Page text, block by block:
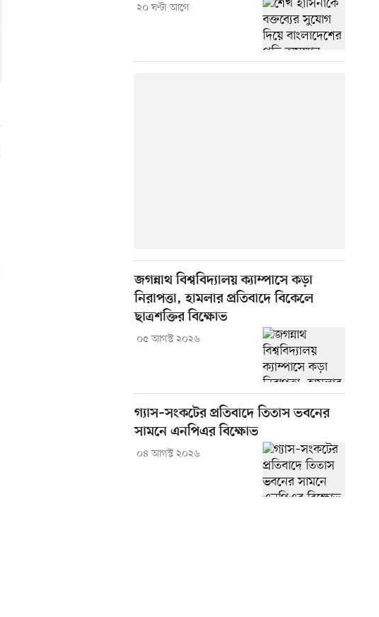
২০ ঘণ্টা আগে
জগন্নাথ বিশ্ববিদ্যালয় ক্যাম্পাসে কড়া
নিরাপত্তা, হামলার প্রতিবাদে বিকেলে
ছাত্রশক্তির বিক্ষোভ
০৫ আগস্ট ২০২৬
গ্যাস–সংকটের প্রতিবাদে তিতাস ভবনের
সামনে এনপিএর বিক্ষোভ
০৪ আগস্ট ২০২৬